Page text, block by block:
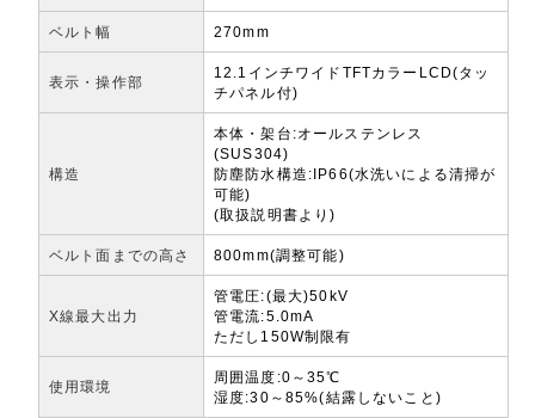
ベルト幅 270mm
表示・操作部
12.1インチワイドTFTカラーLCD(タッ
チパネル付)
構造
本体・架台:オールステンレス
(SUS304)
防塵防水構造:IP66(水洗いによる清掃が
可能)
(取扱説明書より)
ベルト面までの高さ 800mm(調整可能)
X線最大出力
管電圧:(最大)50kV
管電流:5.0mA
ただし150W制限有
使用環境
周囲温度:0～35℃
湿度:30～85%(結露しないこと)